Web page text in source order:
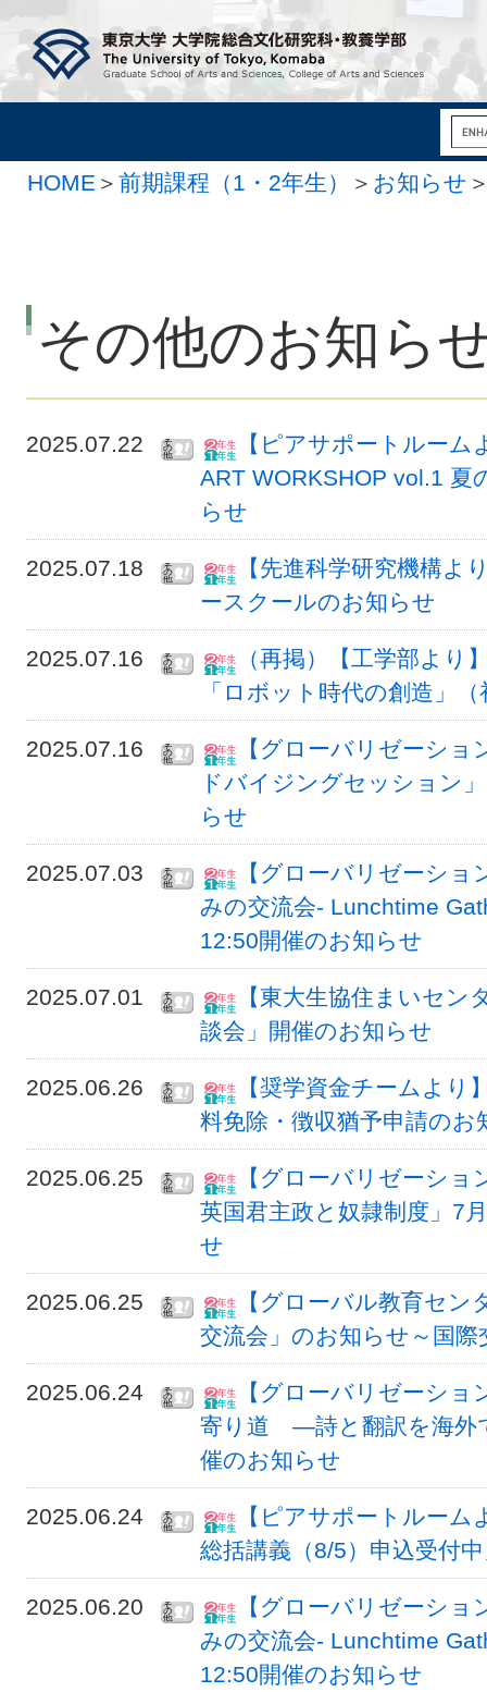
HOME ＞ 前期課程（1・2年生） ＞ お知らせ
その他のお知ら
2025.07.22
【ピアサポートルー
ART WORKSHOP vol.1 夏
らせ
2025.07.18
【先進科学研究機構
ースクールのお知らせ
2025.07.16
（再掲）【工学部よ
「ロボット時代の創造」
2025.07.16
【グローバリゼーシ
ドバイジングセッション
らせ
2025.07.03
【グローバリゼーシ
みの交流会- Lunchtime
12:50開催のお知らせ
2025.07.01
【東大生協住まいセン
談会」開催のお知らせ
2025.06.26
【奨学資金チームよ
料免除・徴収猶予申請のお
2025.06.25
【グローバリゼーシ
英国君主政と奴隷制度」7
せ
2025.06.25
【グローバル教育セン
交流会」のお知らせ～国
2025.06.24
【グローバリゼーシ
寄り道 ―詩と翻訳を海外
催のお知らせ
2025.06.24
【ピアサポートルー
総括講義（8/5）申込受付
2025.06.20
【グローバリゼーシ
みの交流会- Lunchtime
12:50開催のお知らせ